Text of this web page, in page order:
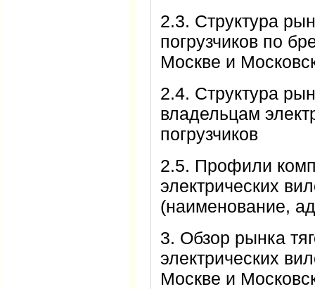
2.3. Структура
погрузчиков по
Москве и
2.4. Структура
владельцам
погрузчиков
2.5. Профили
электрических
(наименование,
3. Обзор рынка
электрических
Москве и